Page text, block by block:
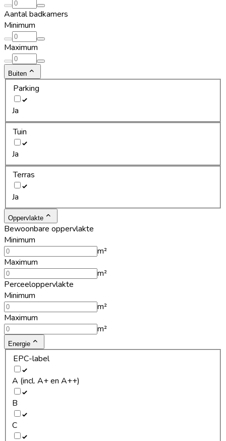
Aantal badkamers
Minimum
Maximum
Buiten
Parking
Ja
Tuin
Ja
Terras
Ja
Oppervlakte
Bewoonbare oppervlakte
Minimum
m²
Maximum
m²
Perceeloppervlakte
Minimum
m²
Maximum
m²
Energie
EPC-label
A (incl. A+ en A++)
B
C